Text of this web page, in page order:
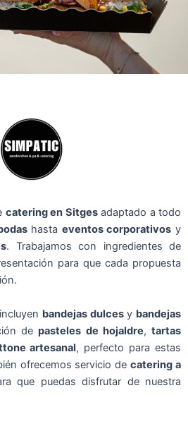
catering en Sitgesadaptado a todo
hasta eventos corporativos y
. Trabajamos con ingredientes de
para que cada propuesta
bandejas dulcesy bandejas
depasteles de hojaldre, tartas
artesanal, perfecto para estas
ofrecemos servicio decatering a
que puedas disfrutar de nuestra